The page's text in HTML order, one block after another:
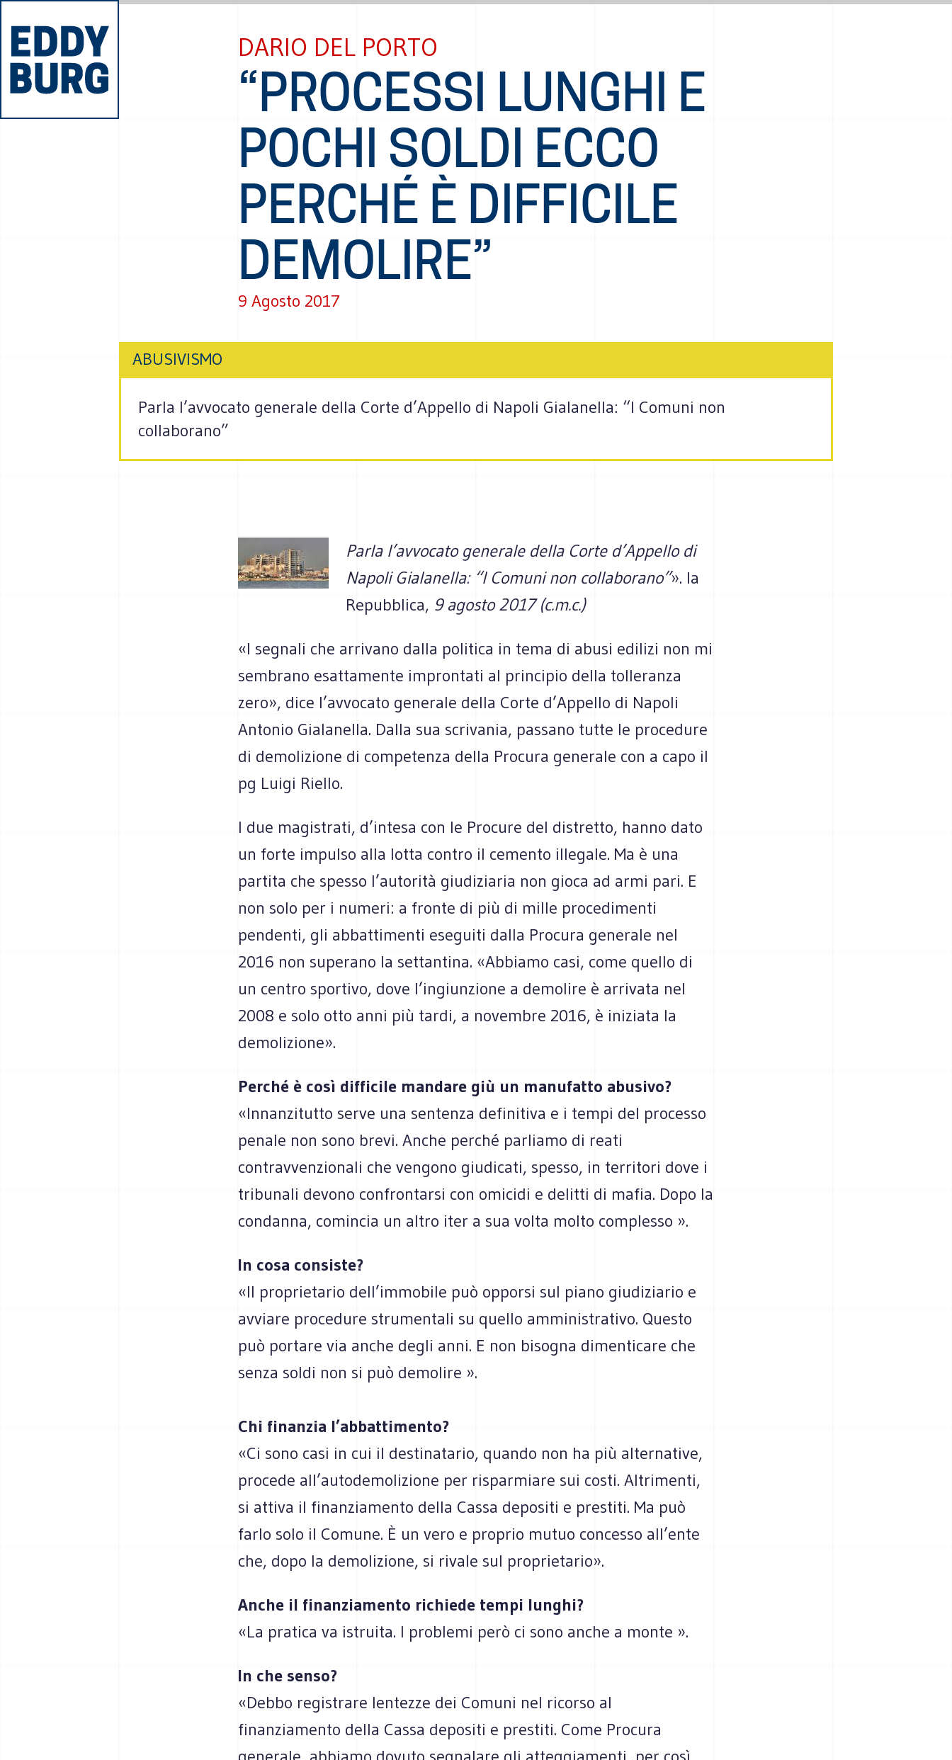
DARIO DEL PORTO
“PROCESSI LUNGHI E
POCHI SOLDI ECCO
PERCHÉ È DIFFICILE
DEMOLIRE”
9 Agosto 2017
ABUSIVISMO
Parla l’avvocato generale della Corte d’Appello di Napoli Gialanella: “I Comuni non
collaborano”
Parla l’avvocato generale della Corte d’Appello di
Napoli Gialanella: “I Comuni non collaborano”». la
Repubblica, 9 agosto 2017 (c.m.c.)
«I segnali che arrivano dalla politica in tema di abusi edilizi non mi
sembrano esattamente improntati al principio della tolleranza
zero», dice l’avvocato generale della Corte d’Appello di Napoli
Antonio Gialanella. Dalla sua scrivania, passano tutte le procedure
di demolizione di competenza della Procura generale con a capo il
pg Luigi Riello.
I due magistrati, d’intesa con le Procure del distretto, hanno dato
un forte impulso alla lotta contro il cemento illegale. Ma è una
partita che spesso l’autorità giudiziaria non gioca ad armi pari. E
non solo per i numeri: a fronte di più di mille procedimenti
pendenti, gli abbattimenti eseguiti dalla Procura generale nel
2016 non superano la settantina. «Abbiamo casi, come quello di
un centro sportivo, dove l’ingiunzione a demolire è arrivata nel
2008 e solo otto anni più tardi, a novembre 2016, è iniziata la
demolizione».
Perché è così difficile mandare giù un manufatto abusivo?
«Innanzitutto serve una sentenza definitiva e i tempi del processo
penale non sono brevi. Anche perché parliamo di reati
contravvenzionali che vengono giudicati, spesso, in territori dove i
tribunali devono confrontarsi con omicidi e delitti di mafia. Dopo la
condanna, comincia un altro iter a sua volta molto complesso ».
In cosa consiste?
«Il proprietario dell’immobile può opporsi sul piano giudiziario e
avviare procedure strumentali su quello amministrativo. Questo
può portare via anche degli anni. E non bisogna dimenticare che
senza soldi non si può demolire ».
Chi finanzia l’abbattimento?
«Ci sono casi in cui il destinatario, quando non ha più alternative,
procede all’autodemolizione per risparmiare sui costi. Altrimenti,
si attiva il finanziamento della Cassa depositi e prestiti. Ma può
farlo solo il Comune. È un vero e proprio mutuo concesso all’ente
che, dopo la demolizione, si rivale sul proprietario».
Anche il finanziamento richiede tempi lunghi?
«La pratica va istruita. I problemi però ci sono anche a monte ».
In che senso?
«Debbo registrare lentezze dei Comuni nel ricorso al
finanziamento della Cassa depositi e prestiti. Come Procura